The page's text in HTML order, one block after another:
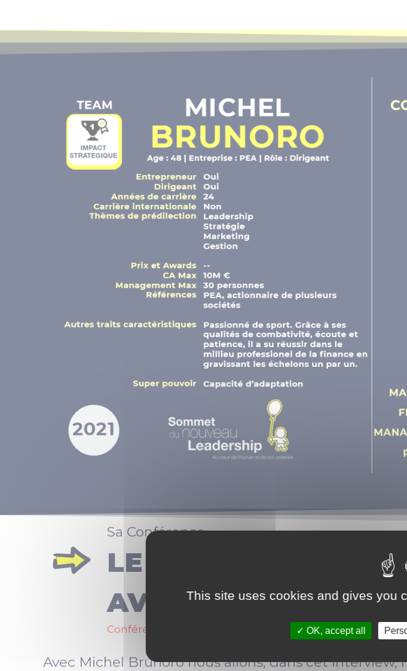
Sa Conférence
LE MEILLEUR RESTE
AVENIR
Conférence en ligne à partir du 25 novembre.
Avec Michel Brunoro nous allons, dans cet
This site uses cookies and gives you
OK, accept all